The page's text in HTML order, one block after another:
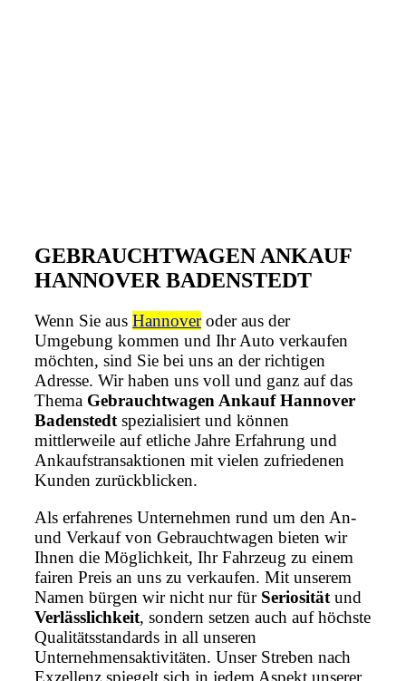
GEBRAUCHTWAGEN ANKAUF
HANNOVER BADENSTEDT
Wenn Sie aus Hannoveroder aus der
Umgebung kommen und Ihr Auto verkaufen
möchten, sind Sie bei uns an der richtigen
Adresse. Wir haben uns voll und ganz auf das
Thema Gebrauchtwagen Ankauf Hannover
Badenstedt spezialisiert und können
mittlerweile auf etliche Jahre Erfahrung und
Ankaufstransaktionen mit vielen zufriedenen
Kunden zurückblicken.
Als erfahrenes Unternehmen rund um den An-
und Verkauf von Gebrauchtwagen bieten wir
Ihnen die Möglichkeit, Ihr Fahrzeug zu einem
fairen Preis an uns zu verkaufen. Mit unserem
Namen bürgen wir nicht nur für Seriosität und
Verlässlichkeit, sondern setzen auch auf höchste
Qualitätsstandards in all unseren
Unternehmensaktivitäten. Unser Streben nach
Exzellenz spiegelt sich in jedem Aspekt unserer